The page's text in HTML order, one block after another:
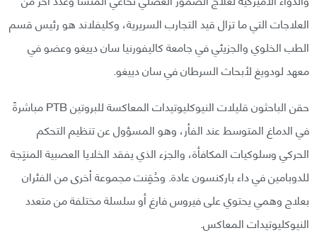
العلاجات التي ما تزال قيد التجارب السريرية، وكليفلاند هو رئيس قسم
الطب الخلوي والجزيئي في جامعة كاليفورنيا سان دييغو وعضو في
معهد لودويغ لأبحاث السرطان في سان دييغو.
حقن الباحثون قليلات النيوكليوتيدات المعاكسة للبروتين PTB مباشرةً
في الدماغ المتوسط عند الفأر، وهو المسؤول عن تنظيم التحكم
الحركي وسلوكيات المكافأة، والجزء الذي يفقد الخلايا العصبية المنتِجة
للدوبامين في داء باركنسون عادة. وحُقِنت مجموعة أخرى من الفئران
بعلاج وهمي يحتوي على فيروس فارغ أو سلسلة مختلفة من متعدد
النيوكليوتيدات المعاكس.